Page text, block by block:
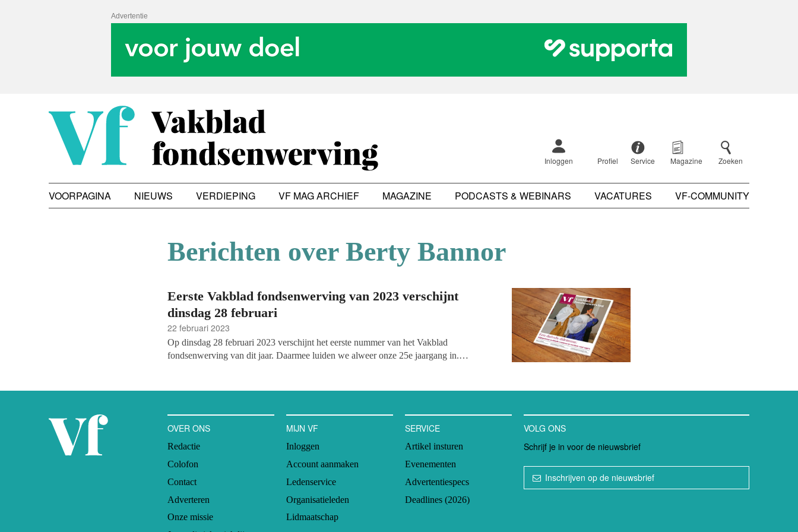
Advertentie
Inloggen Profiel Service Magazine Zoeken
VOORPAGINA NIEUWS VERDIEPING VF MAG ARCHIEF MAGAZINE PODCASTS & WEBINARS VACATURES VF-COMMUNITY
Berichten over Berty Bannor
Eerste Vakblad fondsenwerving van 2023 verschijnt
dinsdag 28 februari
22 februari 2023
Op dinsdag 28 februari 2023 verschijnt het eerste nummer van het Vakblad
fondsenwerving van dit jaar. Daarmee luiden we alweer onze 25e jaargang in.
cultuursector, de (bergen) post van goede doelen en nog veel meer.
OVER ONS
Redactie
Colofon
Contact
Adverteren
Onze missie
MIJN VF
Inloggen
Account aanmaken
Ledenservice
Organisatieleden
Lidmaatschap
SERVICE
Artikel insturen
Evenementen
Advertentiespecs
Deadlines (2026)
VOLG ONS
Schrijf je in voor de nieuwsbrief
Inschrijven op de nieuwsbrief